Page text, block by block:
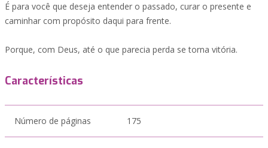
É para você que deseja entender o passado, curar o presente e
caminhar com propósito daqui para frente.
Porque, com Deus, até o que parecia perda se torna vitória.
Características
Número de páginas 175